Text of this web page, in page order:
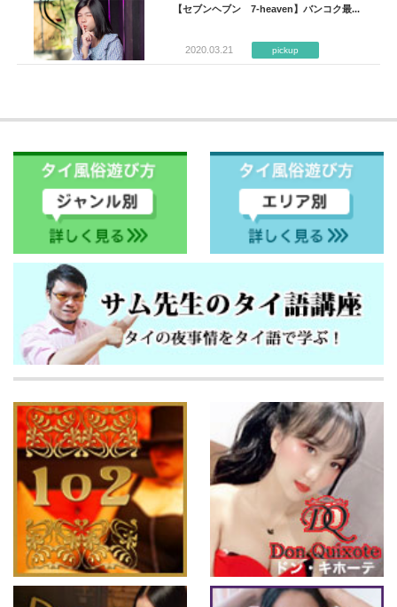
【セブンヘブン 7-heaven】バンコク最...
2020.03.21 pickup